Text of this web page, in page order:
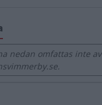
nedan omfattas inte